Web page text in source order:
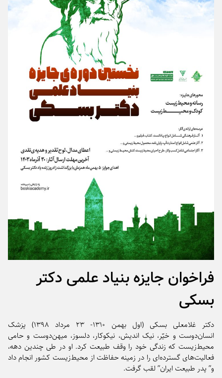
فراخوان جایزه بنیاد علمی دکتر
بسکی
دکتر غلامعلی بسکی (اول‌ بهمن ۱۳۱۰- ۲۳ مرداد ۱۳۹۸) پزشک
انسان‌دوست و خیّر، نیک اندیش، نیکوکار، دلسوز، میهن‌دوست و حامی
محیط‌زیست که زندگی خود را وقف طبیعت کرد. او در طی چندین دهه،
فعالیت‌های گسترده‌ای را در زمینه حفاظت از محیط‌زیست کشور انجام داد
و” پدر طبیعت ایران” لقب گرفت.